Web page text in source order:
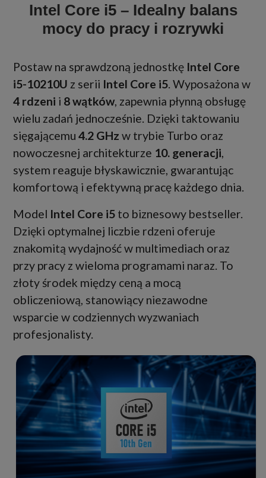
Intel Core i5 – Idealny balans
mocy do pracy i rozrywki
Postaw na sprawdzoną jednostkę Intel Core
i5-10210U z serii Intel Core i5. Wyposażona w
4 rdzeni i 8 wątków, zapewnia płynną obsługę
wielu zadań jednocześnie. Dzięki taktowaniu
sięgającemu 4.2 GHz w trybie Turbo oraz
nowoczesnej architekturze 10. generacji,
system reaguje błyskawicznie, gwarantując
komfortową i efektywną pracę każdego dnia.
Model Intel Core i5 to biznesowy bestseller.
Dzięki optymalnej liczbie rdzeni oferuje
znakomitą wydajność w multimediach oraz
przy pracy z wieloma programami naraz. To
złoty środek między ceną a mocą
obliczeniową, stanowiący niezawodne
wsparcie w codziennych wyzwaniach
profesjonalisty.